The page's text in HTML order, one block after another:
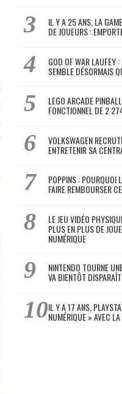
IL Y A 25 ANS, LA
DE JOUEURS :
GOD OF WAR LAUFEY
SEMBLE DÉSORMAIS
LEGO ARCADE
FONCTIONNEL DE 2
VOLKSWAGEN
ENTRETENIR SA
POPPINS : POURQUOI
FAIRE REMBOURSER
LE JEU VIDÉO
PLUS EN PLUS DE
NUMÉRIQUE
NINTENDO TOURNE
VA BIENTÔT
IL Y A 17 ANS,
NUMÉRIQUE » AVEC